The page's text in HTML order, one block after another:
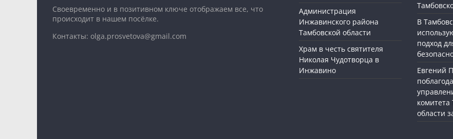
Cвоевременно и в позитивном ключе отображаем все, что
происходит в нашем посёлке.
Контакты: olga.prosvetova@gmail.com
Администрация
Инжавинского района
Тамбовской области
Храм в честь святителя
Николая Чудотворца в
Инжавино
В
подход
Евгений
комитета
области